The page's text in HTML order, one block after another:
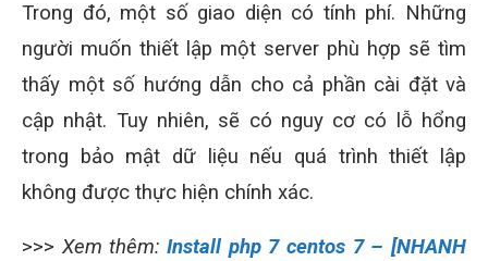
Trong đó, một số giao diện có tính phí. Những
người muốn thiết lập một server phù hợp sẽ tìm
thấy một số hướng dẫn cho cả phần cài đặt và
cập nhật. Tuy nhiên, sẽ có nguy cơ có lỗ hổng
trong bảo mật dữ liệu nếu quá trình thiết lập
không được thực hiện chính xác.
>>> Xem thêm:Install php 7 centos 7 – [NHANH